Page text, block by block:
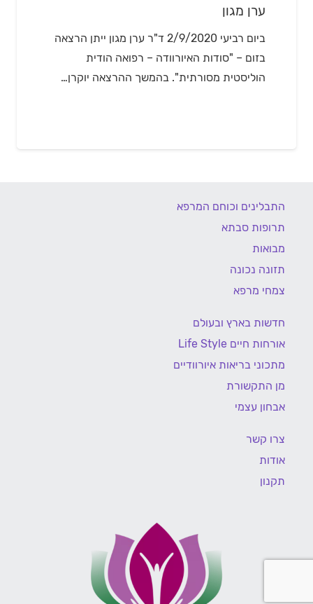
ערן מגון
ביום רביעי 2/9/2020 ד"ר ערן מגון ייתן הרצאה
בזום – "סודות האיורוודה – רפואה הודית
הוליסטית מסורתית". בהמשך ההרצאה יוקרן…
התבלינים וכוחם המרפא
תרופות סבתא
מבואות
תזונה נכונה
צמחי מרפא
חדשות בארץ ובעולם
אורחות חיים Life Style
מתכוני בריאות איורוודיים
מן התקשורת
אבחון עצמי
צרו קשר
אודות
תקנון